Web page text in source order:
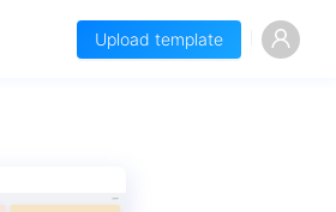
Upload template